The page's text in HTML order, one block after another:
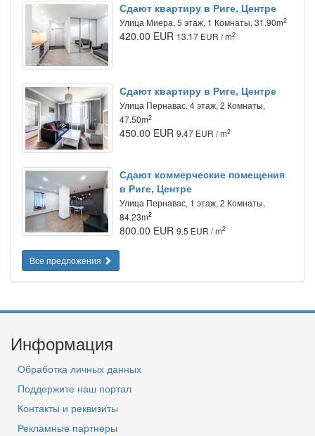
Сдают квартиру в Риге, Центре
Улица Миера, 5 этаж, 1 Комнаты, 31.90m2
420.00 EUR 13.17 EUR / m2
Сдают квартиру в Риге, Центре
Улица Пернавас, 4 этаж, 2 Комнаты,
47.50m2
450.00 EUR 9.47 EUR / m2
Сдают коммерческие помещения
в Риге, Центре
Улица Пернавас, 1 этаж, 2 Комнаты,
84.23m2
800.00 EUR 9.5 EUR / m2
Все предложения
Информация
Обработка личных данных
Поддержите наш портал
Контакты и реквизиты
Рекламные партнеры